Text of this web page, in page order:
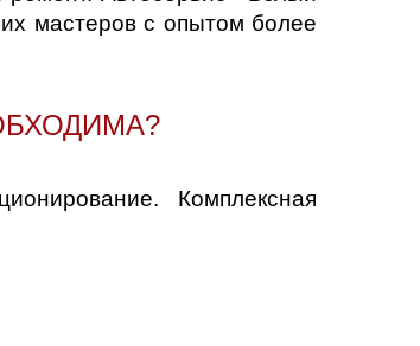
мастеров с опытом более
Комплексная